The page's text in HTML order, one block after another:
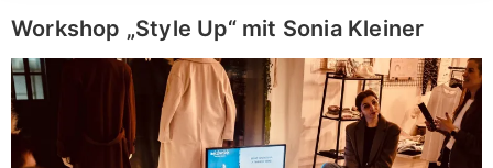
Workshop „Style Up“ mit Sonia Kleiner